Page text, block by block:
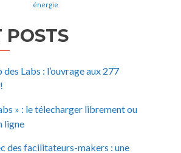
énergie
POSTS
des Labs : l’ouvrage aux 277
» : le télecharger librement ou
ligne
des facilitateurs-makers : une